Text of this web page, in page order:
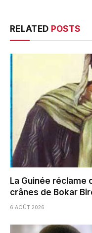
RELATED POSTS
La Guinée réclame
crânes de Bokar
6 AOÛT 2026